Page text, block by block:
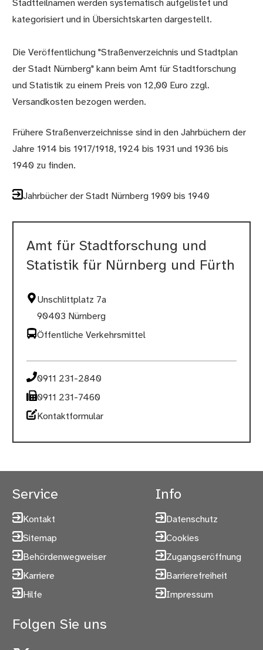
Stadtteilnamen werden systematisch aufgelistet und
kategorisiert und in Übersichtskarten dargestellt.
Die Veröffentlichung "Straßenverzeichnis und Stadtplan
der Stadt Nürnberg" kann beim Amt für Stadtforschung
und Statistik zu einem Preis von 12,00 Euro zzgl.
Versandkosten bezogen werden.
Frühere Straßenverzeichnisse sind in den Jahrbüchern der
Jahre 1914 bis 1917/1918, 1924 bis 1931 und 1936 bis
1940 zu finden.
Jahrbücher der Stadt Nürnberg 1909 bis 1940
Amt für Stadtforschung und
Statistik für Nürnberg und Fürth
Unschlittplatz 7a
90403 Nürnberg
Öffentliche Verkehrsmittel
0911 231-2840
0911 231-7460
Kontaktformular
Service
Kontakt
Sitemap
Behördenwegweiser
Karriere
Hilfe
Info
Datenschutz
Cookies
Zugangseröffnung
Barrierefreiheit
Impressum
Folgen Sie uns